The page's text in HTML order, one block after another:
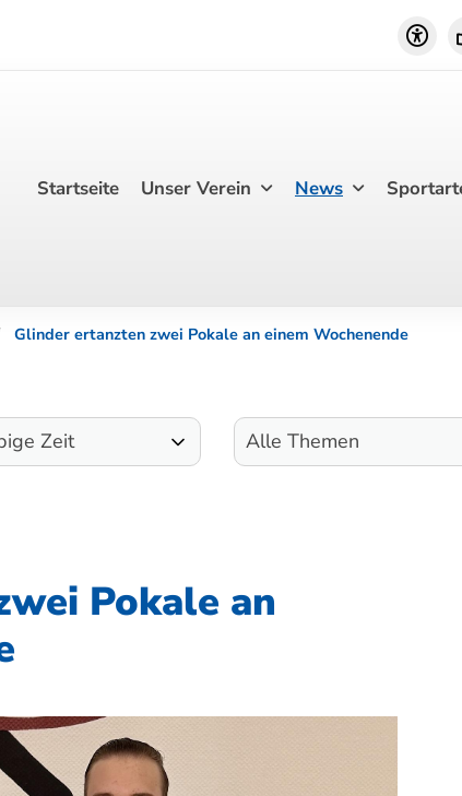
Startseite Unser Verein News
Glinder ertanzten zwei Pokale an einem Wochenende
Pokale an